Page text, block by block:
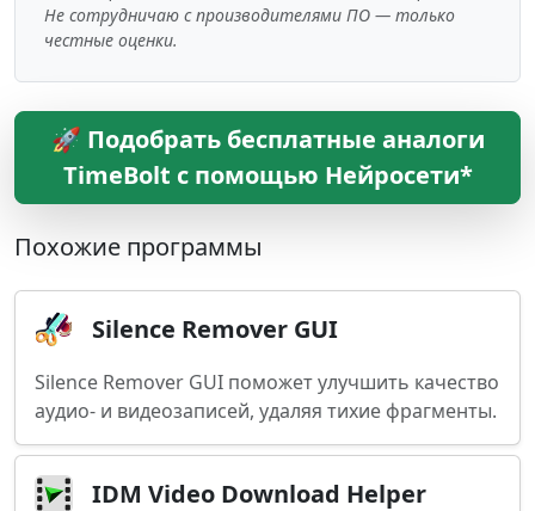
Не сотрудничаю с производителями ПО — только
честные оценки.
🚀 Подобрать бесплатные аналоги
TimeBolt с помощью Нейросети*
Похожие программы
Silence Remover GUI
Silence Remover GUI поможет улучшить качество
аудио- и видеозаписей, удаляя тихие фрагменты.
IDM Video Download Helper